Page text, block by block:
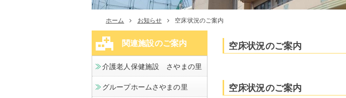
ホーム お知らせ 空床状況のご案内
空床状況のご案内
空床状況のご案内
関連施設のご案内
介護老人保健施設 さやまの里
グループホームさやまの里